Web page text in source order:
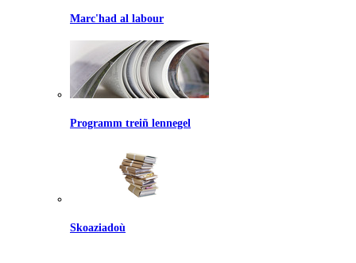
Marc'had al labour
Programm treiñ lennegel
Skoaziadoù